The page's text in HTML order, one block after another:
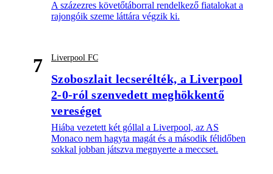
A százezres követőtáborral rendelkező fiatalokat a
rajongóik szeme láttára végzik ki.
7 Liverpool FC
Szoboszlait lecserélték, a Liverpool
2-0-ról szenvedett meghökkentő
vereséget
Hiába vezetett két góllal a Liverpool, az AS
Monaco nem hagyta magát és a második félidőben
sokkal jobban játszva megnyerte a meccset.